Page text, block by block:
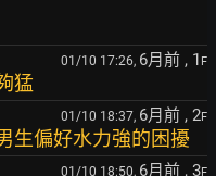
01/10 17:26, 6月前 , 1 F
猛
01/10 18:37, 6月前 , 2F
生偏好水力強的困擾
01/10 18:50, 6月前 , 3F